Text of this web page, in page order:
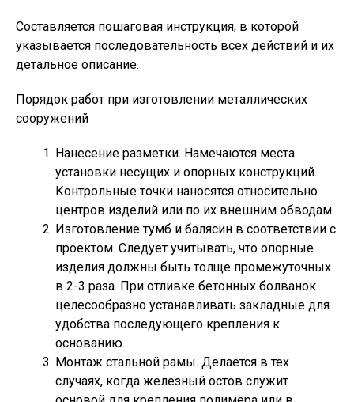
Составляется пошаговая инструкция, в которой
указывается последовательность всех действий и их
детальное описание.
Порядок работ при изготовлении металлических
сооружений
Нанесение разметки. Намечаются места
установки несущих и опорных конструкций.
Контрольные точки наносятся относительно
центров изделий или по их внешним обводам.
Изготовление тумб и балясин в соответствии с
проектом. Следует учитывать, что опорные
изделия должны быть толще промежуточных
в 2-3 раза. При отливке бетонных болванок
целесообразно устанавливать закладные для
удобства последующего крепления к
основанию.
Монтаж стальной рамы. Делается в тех
случаях, когда железный остов служит